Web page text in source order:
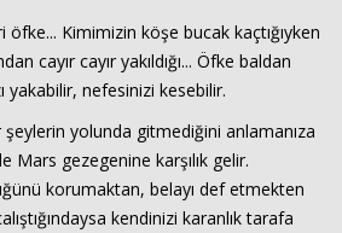
Kimimizin köşe bucak kaçtığıyken
cayır cayır yakıldığı... Öfke baldan
yakabilir, nefesinizi kesebilir.
şeylerin yolunda gitmediğini anlamanıza
Mars gezegenine karşılık gelir.
korumaktan, belayı def etmekten
kendinizi karanlık tarafa
KÜNYE